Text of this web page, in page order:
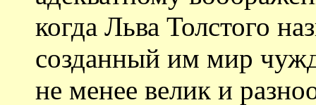
когда Льва Толстого
созданный им мир
не менее велик и